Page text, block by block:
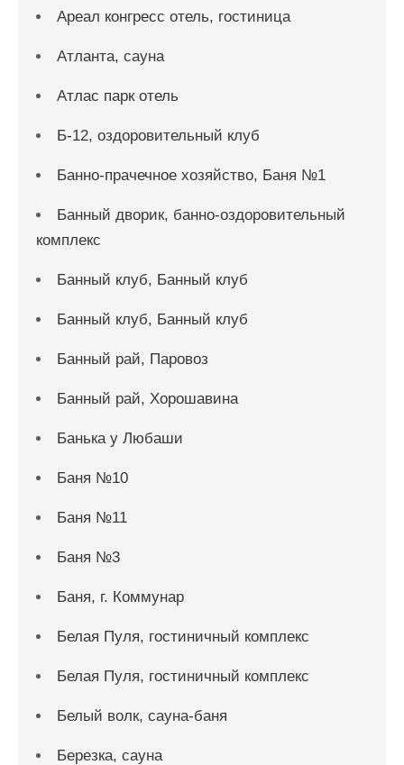
Ареал конгресс отель, гостиница
Атланта, сауна
Атлас парк отель
Б-12, оздоровительный клуб
Банно-прачечное хозяйство, Баня №1
Банный дворик, банно-оздоровительный
комплекс
Банный клуб, Банный клуб
Банный клуб, Банный клуб
Банный рай, Паровоз
Банный рай, Хорошавина
Банька у Любаши
Баня №10
Баня №11
Баня №3
Баня, г. Коммунар
Белая Пуля, гостиничный комплекс
Белая Пуля, гостиничный комплекс
Белый волк, сауна-баня
Березка, сауна